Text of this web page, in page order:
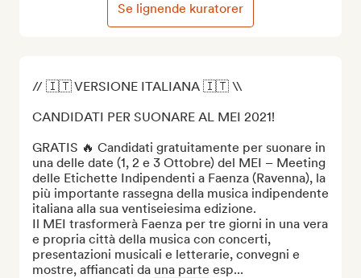
// 🇮🇹 VERSIONE ITALIANA 🇮🇹 \\
CANDIDATI PER SUONARE AL MEI 2021!
GRATIS 🔥 Candidati gratuitamente per suonare in
una delle date (1, 2 e 3 Ottobre) del MEI – Meeting
delle Etichette Indipendenti a Faenza (Ravenna), la
più importante rassegna della musica indipendente
italiana alla sua ventiseiesima edizione.
Il MEI trasformerà Faenza per tre giorni in una vera
e propria città della musica con concerti,
presentazioni musicali e letterarie, convegni e
mostre, affiancati da una parte esp...
Se lignende kuratorer